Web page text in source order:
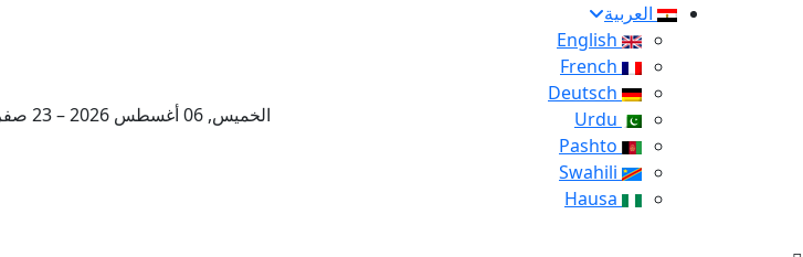
العربية
الخميس, 06 أغسطس 2026 – 23 صفر 1448 هـ